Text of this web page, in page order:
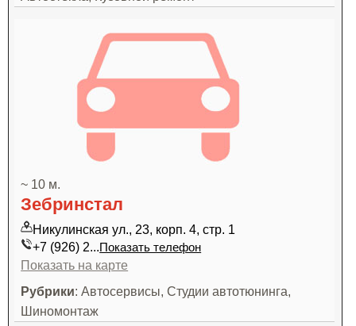
~ 10 м.
Зебринстал
Никулинская ул., 23, корп. 4, стр. 1
+7 (926) 2...Показать телефон
Показать на карте
Рубрики: Автосервисы, Студии автотюнинга,
Шиномонтаж